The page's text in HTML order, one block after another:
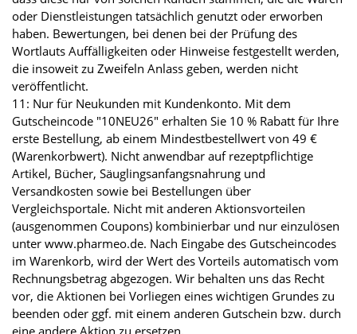
oder Dienstleistungen tatsächlich genutzt oder erworben
haben. Bewertungen, bei denen bei der Prüfung des
Wortlauts Auffälligkeiten oder Hinweise festgestellt werden,
die insoweit zu Zweifeln Anlass geben, werden nicht
veröffentlicht.
11: Nur für Neukunden mit Kundenkonto. Mit dem
Gutscheincode "10NEU26" erhalten Sie 10 % Rabatt für Ihre
erste Bestellung, ab einem Mindestbestellwert von 49 €
(Warenkorbwert). Nicht anwendbar auf rezeptpflichtige
Artikel, Bücher, Säuglingsanfangsnahrung und
Versandkosten sowie bei Bestellungen über
Vergleichsportale. Nicht mit anderen Aktionsvorteilen
(ausgenommen Coupons) kombinierbar und nur einzulösen
unter www.pharmeo.de. Nach Eingabe des Gutscheincodes
im Warenkorb, wird der Wert des Vorteils automatisch vom
Rechnungsbetrag abgezogen. Wir behalten uns das Recht
vor, die Aktionen bei Vorliegen eines wichtigen Grundes zu
beenden oder ggf. mit einem anderen Gutschein bzw. durch